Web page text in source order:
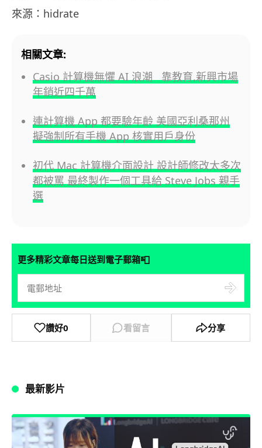
來源：hidrate
相關文章:
Casio 計算機無懼 AI 浪潮 靠教育,新興市場
年銷近四千萬
連計算機 App 都要驗年齡 美國亞利桑那州
擬強制所有手機 App 核實用戶身份
初代 Mac 計算機介面設計 設計師修改太多次
都被罵 最終製作一個工具給 Steve Jobs 親手
選
更多精彩文章每日送到電子郵箱📮
讚好0 看留言 分享
最新影片